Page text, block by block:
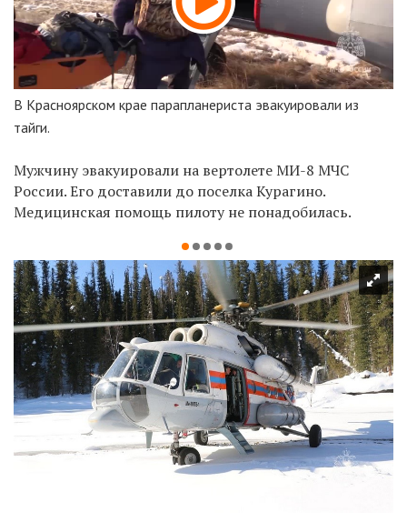
В Красноярском крае парапланериста эвакуировали из
тайги.
Мужчину эвакуировали на вертолете МИ-8 МЧС
России. Его доставили до поселка Курагино.
Медицинская помощь пилоту не понадобилась.